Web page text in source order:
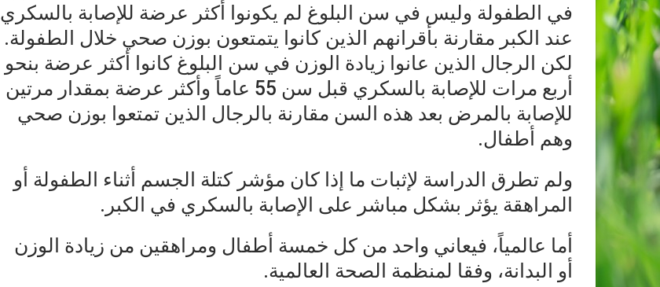
في الطفولة وليس في سن البلوغ لم يكونوا أكثر عرضة للإصابة بالسكري
عند الكبر مقارنة بأقرانهم الذين كانوا يتمتعون بوزن صحي خلال الطفولة.
لكن الرجال الذين عانوا زيادة الوزن في سن البلوغ كانوا أكثر عرضة بنحو
أربع مرات للإصابة بالسكري قبل سن 55 عاماً وأكثر عرضة بمقدار مرتين
للإصابة بالمرض بعد هذه السن مقارنة بالرجال الذين تمتعوا بوزن صحي
وهم أطفال.
ولم تطرق الدراسة لإثبات ما إذا كان مؤشر كتلة الجسم أثناء الطفولة أو
المراهقة يؤثر بشكل مباشر على الإصابة بالسكري في الكبر.
أما عالمياً، فيعاني واحد من كل خمسة أطفال ومراهقين من زيادة الوزن
أو البدانة، وفقا لمنظمة الصحة العالمية.